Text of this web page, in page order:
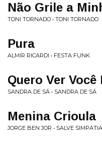
Não Grile a
TONI TORNADO • TONI TORNADO
Pura
ALMIR RICARDI • FESTA FUNK
Quero Ver Você
SANDRA DE SÁ • SANDRA DE SÁ
Menina Crioula
JORGE BEN JOR • SALVE SIMPATIA